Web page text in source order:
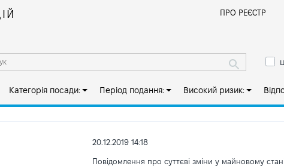
ПРО РЕЄСТР
Категорія посади: Період подання: Високий ризик:
20.12.2019 14:18
Повідомлення про суттєві зміни y майновому